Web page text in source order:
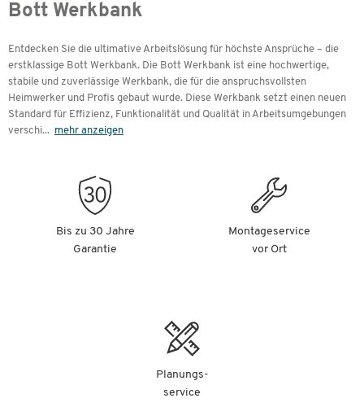
Bott Werkbank
Entdecken Sie die ultimative Arbeitslösung für höchste Ansprüche – die
erstklassige Bott Werkbank. Die Bott Werkbank ist eine hochwertige,
stabile und zuverlässige Werkbank, die für die anspruchsvollsten
Heimwerker und Profis gebaut wurde. Diese Werkbank setzt einen neuen
Standard für Effizienz, Funktionalität und Qualität in Arbeitsumgebungen
verschi... mehr anzeigen
Bis zu 30 Jahre
Garantie
Montageservice
vor Ort
Planungs-
service